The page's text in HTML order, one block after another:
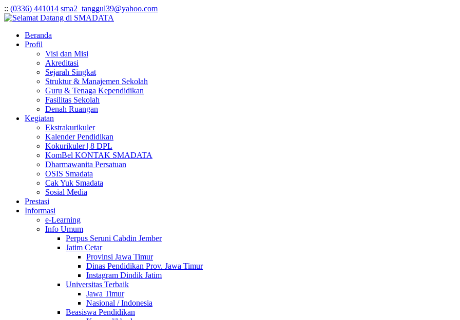
:: (0336) 441014 sma2_tanggul39@yahoo.com
Beranda
Profil
Visi dan Misi
Akreditasi
Sejarah Singkat
Struktur & Manajemen Sekolah
Guru & Tenaga Kependidikan
Fasilitas Sekolah
Denah Ruangan
Kegiatan
Ekstrakurikuler
Kalender Pendidikan
Kokurikuler | 8 DPL
KomBel KONTAK SMADATA
Dharmawanita Persatuan
OSIS Smadata
Cak Yuk Smadata
Sosial Media
Prestasi
Informasi
e-Learning
Info Umum
Perpus Seruni Cabdin Jember
Jatim Cetar
Provinsi Jawa Timur
Dinas Pendidikan Prov. Jawa Timur
Instagram Dindik Jatim
Universitas Terbaik
Jawa Timur
Nasional / Indonesia
Beasiswa Pendidikan